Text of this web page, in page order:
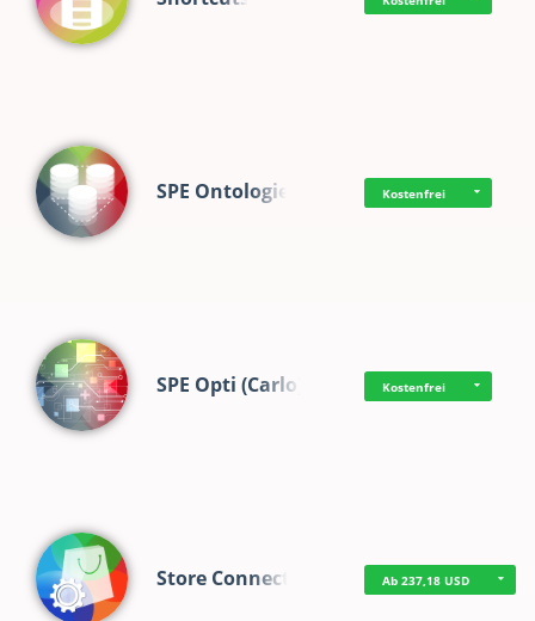
SPE Ontologie Kostenfrei
SPE Opti (Carlo) Kostenfrei
Store Connect Ab 237,18 USD